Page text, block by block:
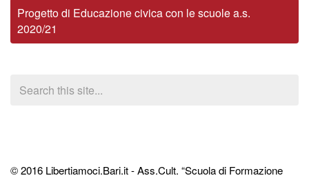
Progetto di Educazione civica con le scuole a.s.
2020/21
© 2016 Libertiamoci.Bari.it - Ass.Cult. “Scuola di Formazione